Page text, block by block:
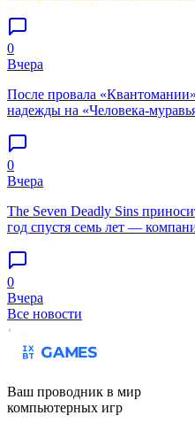
0
Вчера
После провала
надежды на «Человека-
0
Вчера
The Seven Deadly Sins
год спустя семь лет —
0
Вчера
Все новости
Ваш проводник в мир
компьютерных игр